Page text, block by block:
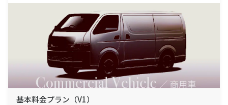
基本料金プラン（V1）